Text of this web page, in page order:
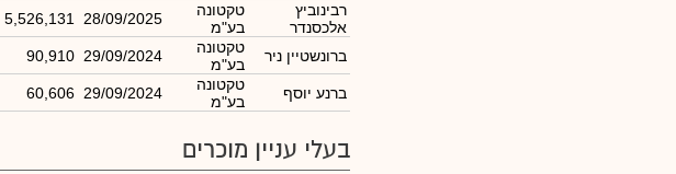
רבינוביץ
אלכסנדר
טקטונה
בע"מ
28/09/2025
5,526,131
ברונשטיין ניר
טקטונה
בע"מ
29/09/2024
90,910
ברנע יוסף
טקטונה
בע"מ
29/09/2024
60,606
בעלי עניין מוכרים